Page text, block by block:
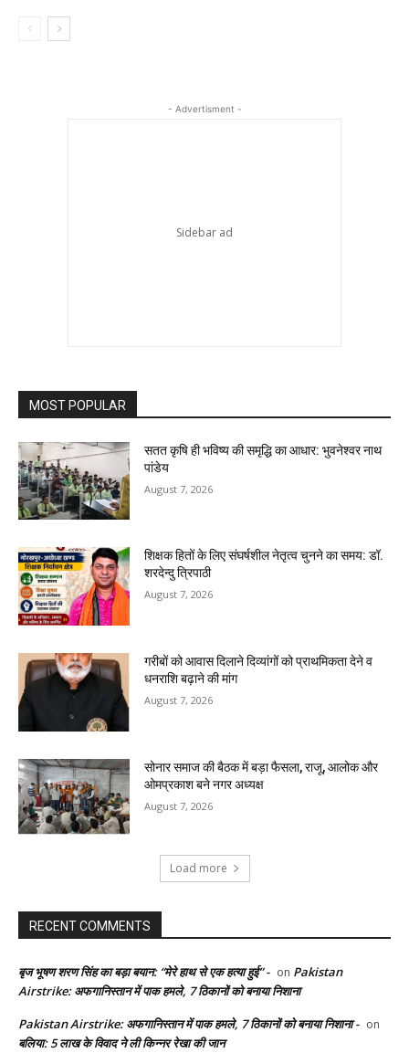
- Advertisment -
MOST POPULAR
सतत कृषि ही भविष्य की समृद्धि का आधार: भुवनेश्वर नाथ
पांडेय
August 7, 2026
शिक्षक हितों के लिए संघर्षशील नेतृत्व चुनने का समय: डॉ.
शरदेन्दु त्रिपाठी
August 7, 2026
गरीबों को आवास दिलाने दिव्यांगों को प्राथमिकता देने व
धनराशि बढ़ाने की मांग
August 7, 2026
सोनार समाज की बैठक में बड़ा फैसला, राजू, आलोक और
ओमप्रकाश बने नगर अध्यक्ष
August 7, 2026
Load more
RECENT COMMENTS
बृज भूषण शरण सिंह का बड़ा बयान: “मेरे हाथ से एक हत्या हुई” - on Pakistan
Airstrike: अफगानिस्तान में पाक हमले, 7 ठिकानों को बनाया निशाना
Pakistan Airstrike: अफगानिस्तान में पाक हमले, 7 ठिकानों को बनाया निशाना - on
बलिया: 5 लाख के विवाद ने ली किन्नर रेखा की जान